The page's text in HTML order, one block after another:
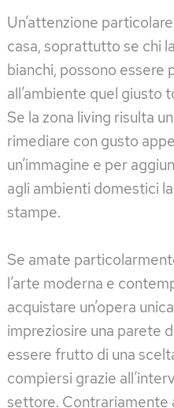
Un’attenzione
casa, soprattutto se chi
bianchi, possono essere
all’ambiente quel giusto
Se la zona living risulta
rimediare con gusto
un’immagine e per
agli ambienti domestici
stampe.
Se amate
l’arte moderna e
acquistare un’opera
impreziosire una parete
essere frutto di una
compiersi grazie
settore. Contrariamente